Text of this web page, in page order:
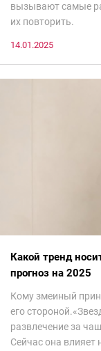
вызывают самые
их повторить.
14.01.2025
Какой тренд
прогноз на 2025
Кому змеиный
его
развлечение за
Сейчас она